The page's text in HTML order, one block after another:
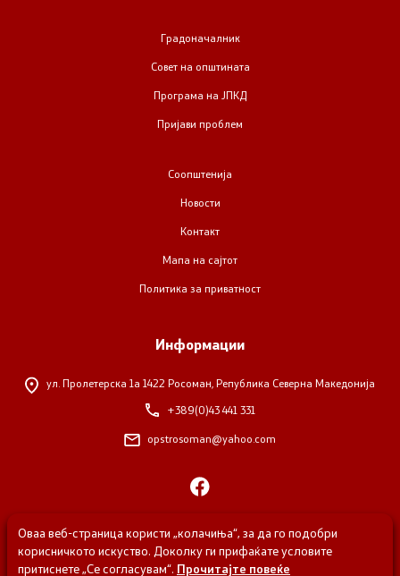
Градоначалник
Совет на општината
Програма на ЈПКД
Пријави проблем
Соопштенија
Новости
Контакт
Мапа на сајтот
Политика за приватност
Информации
ул. Пролетерска 1а 1422 Росоман, Република Северна Македонија
+389(0)43 441 331
opstrosoman@yahoo.com
Оваа веб-страница користи „колачиња“, за да го подобри
корисничкото искуство. Доколку ги прифаќате условите
притиснете „Се согласувам“. Прочитајте повеќе